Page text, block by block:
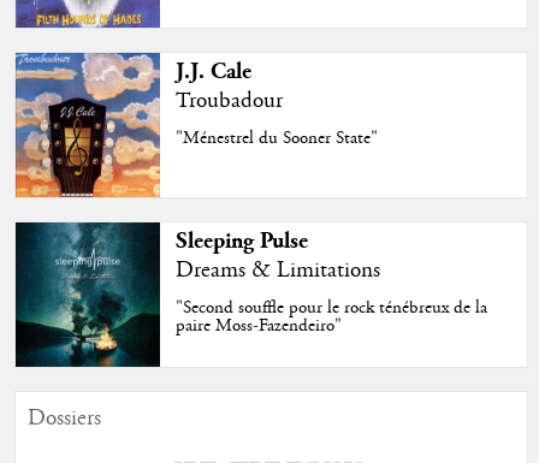
J.J. Cale
Troubadour
"Ménestrel du Sooner State"
Sleeping Pulse
Dreams & Limitations
"Second souffle pour le rock ténébreux de la
paire Moss-Fazendeiro"
Dossiers